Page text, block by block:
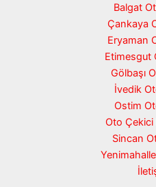
Balgat
Çankaya
Eryaman
Etimesgut
Gölbaşı
İvedik
Ostim
Oto
Sincan